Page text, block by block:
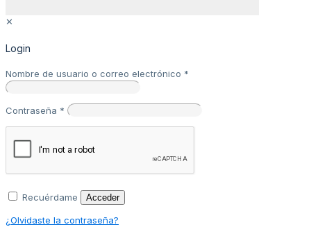
✕
Login
Nombre de usuario o correo electrónico *
Contraseña *
Recuérdame Acceder
¿Olvidaste la contraseña?